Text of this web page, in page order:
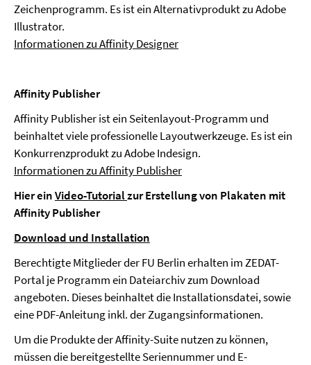
Zeichenprogramm. Es ist ein Alternativprodukt zu Adobe
Illustrator.
Informationen zu Affinity Designer
Affinity Publisher
Affinity Publisher ist ein Seitenlayout-Programm und
beinhaltet viele professionelle Layoutwerkzeuge. Es ist ein
Konkurrenzprodukt zu Adobe Indesign.
Informationen zu Affinity Publisher
Hier einVideo-Tutorialzur Erstellung von Plakaten mit
Affinity Publisher
Download und Installation
Berechtigte Mitglieder der FU Berlin erhalten im ZEDAT-
Portal je Programm ein Dateiarchiv zum Download
angeboten. Dieses beinhaltet die Installationsdatei, sowie
eine PDF-Anleitung inkl. der Zugangsinformationen.
Um die Produkte der Affinity-Suite nutzen zu können,
müssen die bereitgestellte Seriennummer und E-